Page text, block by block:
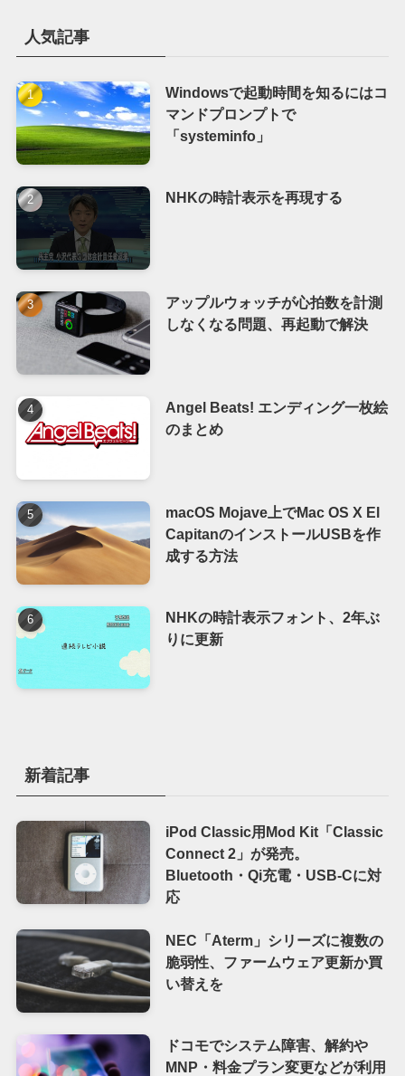
人気記事
Windowsで起動時間を知るにはコ
マンドプロンプトで
「systeminfo」
NHKの時計表示を再現する
アップルウォッチが心拍数を計測
しなくなる問題、再起動で解決
Angel Beats! エンディング一枚絵
のまとめ
macOS Mojave上でMac OS X El
CapitanのインストールUSBを作
成する方法
NHKの時計表示フォント、2年ぶ
りに更新
新着記事
iPod Classic用Mod Kit「Classic
Connect 2」が発売。
Bluetooth・Qi充電・USB-Cに対
応
NEC「Aterm」シリーズに複数の
脆弱性、ファームウェア更新か買
い替えを
ドコモでシステム障害、解約や
MNP・料金プラン変更などが利用